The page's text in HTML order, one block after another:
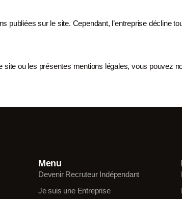
publiéessur le site. Cependant, l’entreprise décline
site ou les présentes mentions légales, vous pouvez
Menu
Devenir Recruteur Indépendant
Je suis une Entreprise